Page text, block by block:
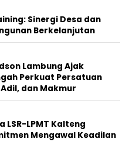
Sinergi Desa dan
Berkelanjutan
Lambung Ajak
Perkuat Persatuan
dan Makmur
LSR-LPMT Kalteng
Mengawal Keadilan